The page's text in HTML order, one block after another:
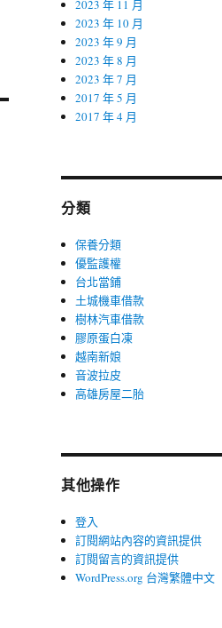
2023 年 11 月
2023 年 10 月
2023 年 9 月
2023 年 8 月
2023 年 7 月
2017 年 5 月
2017 年 4 月
分類
保養分類
優監護權
台北當鋪
土城機車借款
樹林汽車借款
膠原蛋白凍
越南新娘
音波拉皮
高雄房屋二胎
其他操作
登入
訂閱網站內容的資訊提供
訂閱留言的資訊提供
WordPress.org 台灣繁體中文